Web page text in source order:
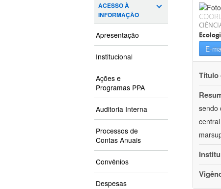
ACESSO À
INFORMAÇÃO
Apresentação
Institucional
Ações e
Programas PPA
Auditoria Interna
Processos de
Contas Anuais
Convênios
Despesas
E-
Título
sendo